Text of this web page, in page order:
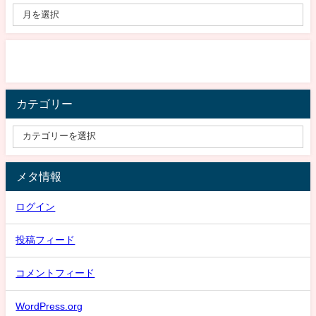
カテゴリー
メタ情報
ログイン
投稿フィード
コメントフィード
WordPress.org